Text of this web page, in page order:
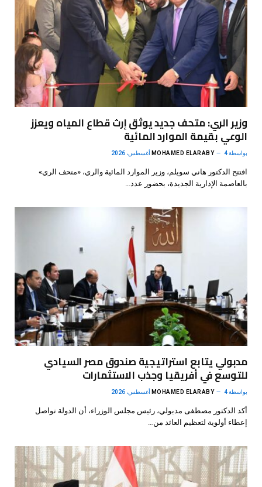
وزير الري: متحف جديد يوثق إرث قطاع المياه ويعزز
الوعي بقيمة الموارد المائية
بواسطة MOHAMED ELARABY 4 أغسطس، 2026
افتتح الدكتور هاني سويلم، وزير الموارد المائية والري، «متحف الري»
بالعاصمة الإدارية الجديدة، بحضور عدد…
مدبولي يتابع استراتيجية صندوق مصر السيادي
للتوسع في أفريقيا وجذب الاستثمارات
بواسطة MOHAMED ELARABY 4 أغسطس، 2026
أكد الدكتور مصطفى مدبولي، رئيس مجلس الوزراء، أن الدولة تواصل
إعطاء أولوية لتعظيم العائد من…